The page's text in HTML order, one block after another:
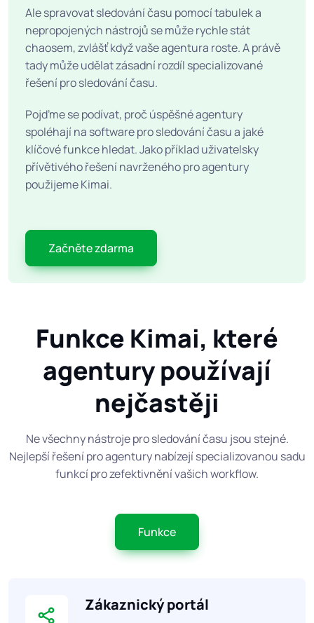
Ale spravovat sledování času pomocí tabulek a
nepropojených nástrojů se může rychle stát
chaosem, zvlášť když vaše agentura roste. A právě
tady může udělat zásadní rozdíl specializované
řešení pro sledování času.
Pojďme se podívat, proč úspěšné agentury
spoléhají na software pro sledování času a jaké
klíčové funkce hledat. Jako příklad uživatelsky
přívětivého řešení navrženého pro agentury
použijeme Kimai.
Začněte zdarma
Funkce Kimai, které
agentury používají
nejčastěji
Ne všechny nástroje pro sledování času jsou stejné.
Nejlepší řešení pro agentury nabízejí specializovanou sadu
funkcí pro zefektivnění vašich workflow.
Funkce
Zákaznický portál